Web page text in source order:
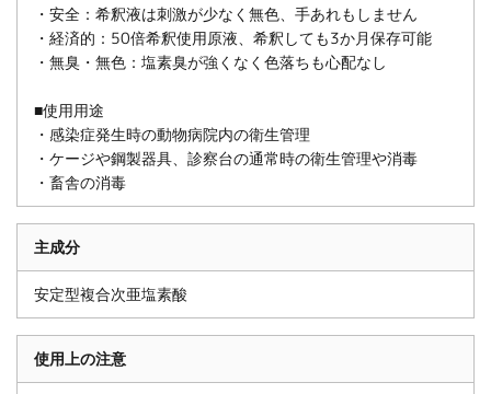
・安全：希釈液は刺激が少なく無色、手あれもしません
・経済的：50倍希釈使用原液、希釈しても3か月保存可能
・無臭・無色：塩素臭が強くなく色落ちも心配なし
■使用用途
・感染症発生時の動物病院内の衛生管理
・ケージや鋼製器具、診察台の通常時の衛生管理や消毒
・畜舎の消毒
主成分
安定型複合次亜塩素酸
使用上の注意